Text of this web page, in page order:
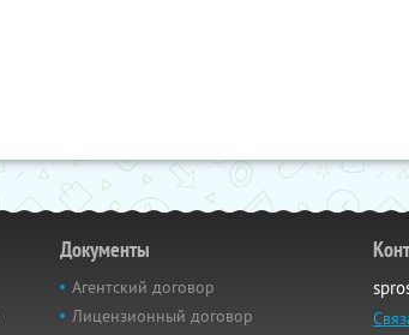
Документы
Агентский договор
Лицензионный договор